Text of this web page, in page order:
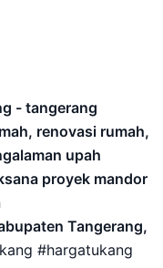
- tangerang
renovasi rumah,
upah
proyek mandor
Tangerang,
#hargatukang